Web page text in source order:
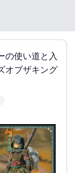
の使い道と入
オブザキング